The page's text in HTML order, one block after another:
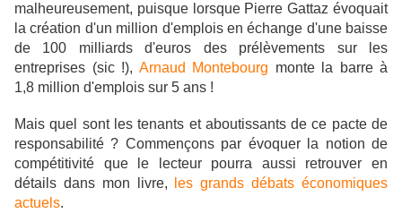
malheureusement, puisque lorsque Pierre Gattaz évoquait
la création d'un million d'emplois en échange d'une baisse
de 100 milliards d'euros des prélèvements sur les
entreprises (sic !), Arnaud Montebourg monte la barre à
1,8 million d'emplois sur 5 ans !
Mais quel sont les tenants et aboutissants de ce pacte de
responsabilité ? Commençons par évoquer la notion de
compétitivité que le lecteur pourra aussi retrouver en
détails dans mon livre,
les grands débats économiques
actuels.